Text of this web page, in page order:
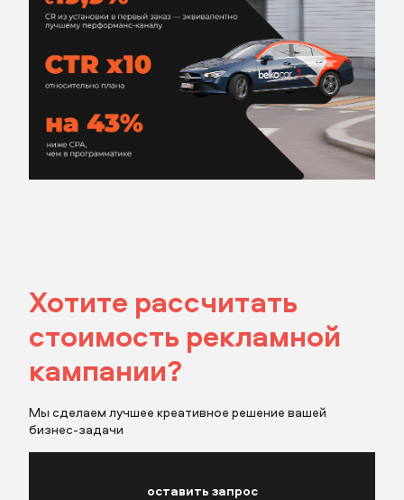
Хотите рассчитать
стоимость рекламной
кампании?
Мы сделаем лучшее креативное решение вашей
бизнес-задачи
оставить запрос